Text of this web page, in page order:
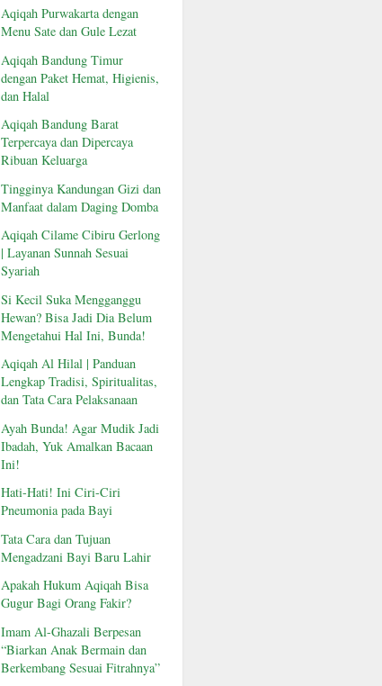
Aqiqah Purwakarta dengan
Menu Sate dan Gule Lezat
Aqiqah Bandung Timur
dengan Paket Hemat, Higienis,
dan Halal
Aqiqah Bandung Barat
Terpercaya dan Dipercaya
Ribuan Keluarga
Tingginya Kandungan Gizi dan
Manfaat dalam Daging Domba
Aqiqah Cilame Cibiru Gerlong
| Layanan Sunnah Sesuai
Syariah
Si Kecil Suka Mengganggu
Hewan? Bisa Jadi Dia Belum
Mengetahui Hal Ini, Bunda!
Aqiqah Al Hilal | Panduan
Lengkap Tradisi, Spiritualitas,
dan Tata Cara Pelaksanaan
Ayah Bunda! Agar Mudik Jadi
Ibadah, Yuk Amalkan Bacaan
Ini!
Hati-Hati! Ini Ciri-Ciri
Pneumonia pada Bayi
Tata Cara dan Tujuan
Mengadzani Bayi Baru Lahir
Apakah Hukum Aqiqah Bisa
Gugur Bagi Orang Fakir?
Imam Al-Ghazali Berpesan
“Biarkan Anak Bermain dan
Berkembang Sesuai Fitrahnya”